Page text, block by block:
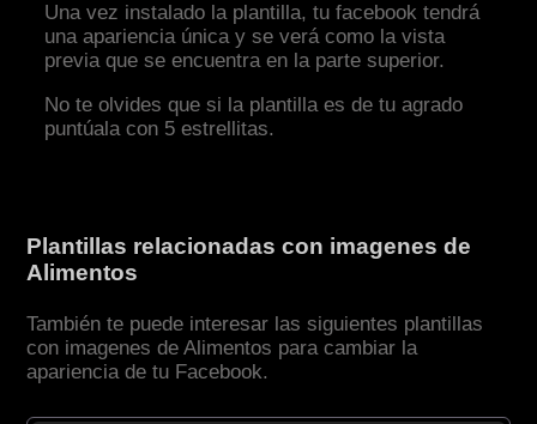
Una vez instalado la plantilla, tu facebook tendrá
una apariencia única y se verá como la vista
previa que se encuentra en la parte superior.
No te olvides que si la plantilla es de tu agrado
puntúala con 5 estrellitas.
Plantillas relacionadas con imagenes de
Alimentos
También te puede interesar las siguientes plantillas
con imagenes de Alimentos para cambiar la
apariencia de tu Facebook.